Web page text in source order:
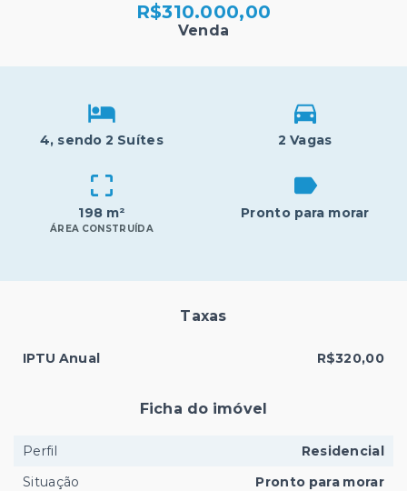
R$310.000,00
Venda
4, sendo 2 Suítes 2 Vagas
198 m²
ÁREA CONSTRUÍDA
Pronto para morar
Taxas
IPTU Anual R$320,00
Ficha do imóvel
Perfil
Residencial
Situação
Pronto para morar